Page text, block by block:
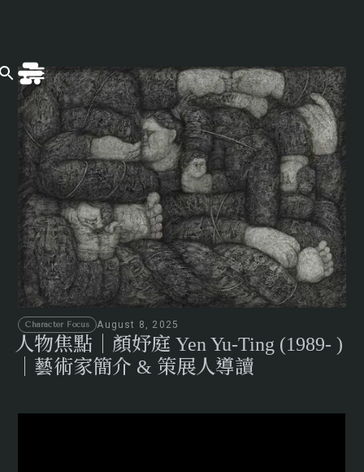
Character Focus August 8, 2025
人物焦點｜顏妤庭 Yen Yu-Ting (1989- )
｜藝術家簡介 & 策展人導讀